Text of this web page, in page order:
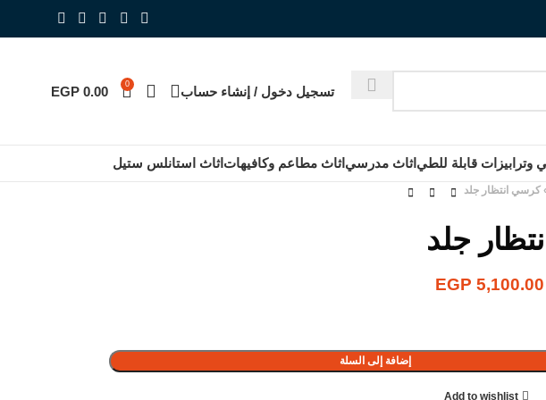
تسجيل دخول / إنشاء حساب 0
EGP 0.00
وترابيزات قابلة للطي اثاث مدرسي اثاث مطاعم وكافيهات اثاث استانلس ستيل
كرسي انتظار جلد
جلد
EGP 5,100.00
إضافة إلى السلة
Add to wishlist